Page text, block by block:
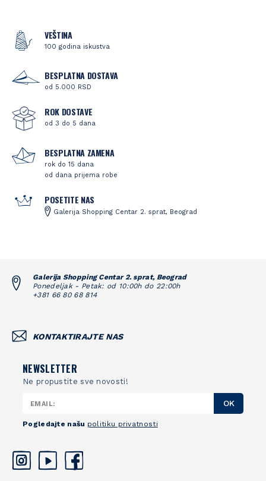
VEŠTINA
100 godina iskustva
BESPLATNA DOSTAVA
od 5.000 RSD
ROK DOSTAVE
od 3 do 5 dana
BESPLATNA ZAMENA
rok do 15 dana
od dana prijema robe
POSETITE NAS
Galerija Shopping Centar 2. sprat, Beograd
Galerija Shopping Centar 2. sprat, Beograd
Ponedeljak - Petak: od 10:00h do 22:00h
+381 66 80 68 814
KONTAKTIRAJTE NAS
NEWSLETTER
Ne propustite sve novosti!
OK
Pogledajte našu politiku privatnosti